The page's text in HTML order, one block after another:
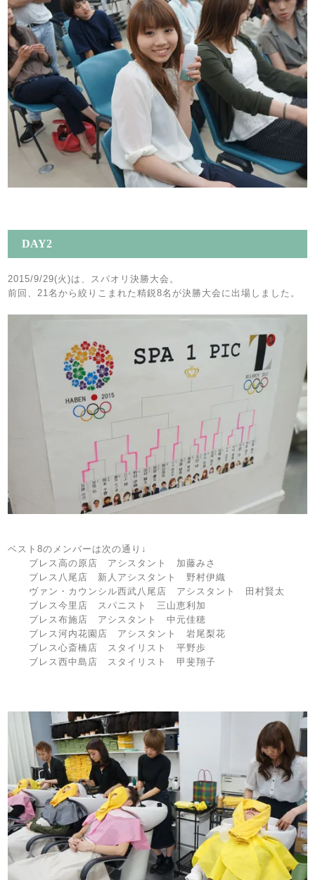
DAY2
2015/9/29(火)は、スパオリ決勝大会。
前回、21名から絞りこまれた精鋭8名が決勝大会に出場しました。
ベスト8のメンバーは次の通り↓
ブレス高の原店 アシスタント 加藤みさ
ブレス八尾店 新人アシスタント 野村伊織
ヴァン・カウンシル西武八尾店 アシスタント 田村賢太
ブレス今里店 スパニスト 三山恵利加
ブレス布施店 アシスタント 中元佳穂
ブレス河内花園店 アシスタント 岩尾梨花
ブレス心斎橋店 スタイリスト 平野歩
ブレス西中島店 スタイリスト 甲斐翔子